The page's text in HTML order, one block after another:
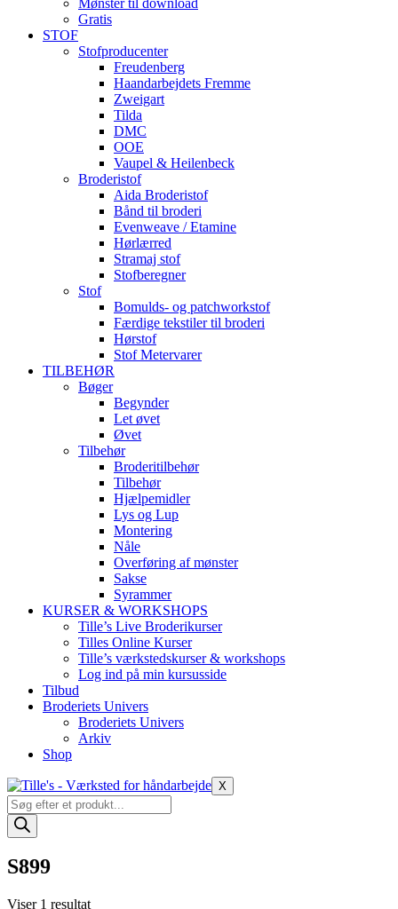
Gratis
STOF
Stofproducenter
Freudenberg
Haandarbejdets Fremme
Zweigart
Tilda
DMC
OOE
Vaupel & Heilenbeck
Broderistof
Aida Broderistof
Bånd til broderi
Evenweave / Etamine
Hørlærred
Stramaj stof
Stofberegner
Stof
Bomulds- og patchworkstof
Færdige tekstiler til broderi
Hørstof
Stof Metervarer
TILBEHØR
Bøger
Begynder
Let øvet
Øvet
Tilbehør
Broderitilbehør
Tilbehør
Hjælpemidler
Lys og Lup
Montering
Nåle
Overføring af mønster
Sakse
Syrammer
KURSER & WORKSHOPS
Tille’s Live Broderikurser
Tilles Online Kurser
Tille’s værkstedskurser & workshops
Log ind på min kursusside
Tilbud
Broderiets Univers
Broderiets Univers
Arkiv
Shop
X
Products
search
S899
Viser 1 resultat